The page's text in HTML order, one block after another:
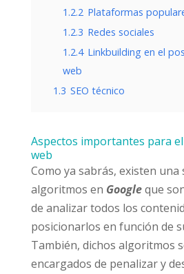
1.2.2 Plataformas
1.2.3 Redes sociales
1.2.4 Linkbuilding en el
web
1.3 SEO técnico
Aspectos importantes para
web
Como ya sabrás, existen una
algoritmos en Googleque
de analizar todos los
posicionarlos en función de
También, dichos algoritmos
encargados de penalizar y